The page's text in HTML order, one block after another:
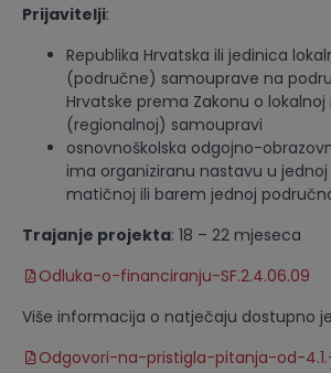
Prijavitelji:
Republika Hrvatska ili jedinica
(područne) samouprave na
Hrvatske prema Zakonu o
(regionalnoj) samoupravi
osnovnoškolska odgojno-
ima organiziranu nastavu u
matičnoj ili barem jednoj
Trajanje projekta: 18 – 22 mjeseca
Odluka-o-financiranju-SF.2.4.06.09
Više informacija o natječaju dostupno
Odgovori-na-pristigla-pitanja-od-4.1.-